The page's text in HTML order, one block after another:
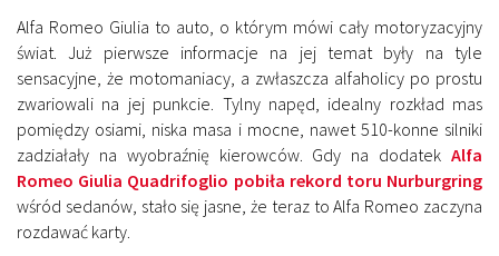
Alfa Romeo Giulia to auto, o którym mówi cały motoryzacyjny
świat. Już pierwsze informacje na jej temat były na tyle
sensacyjne, że motomaniacy, a zwłaszcza alfaholicy po prostu
zwariowali na jej punkcie. Tylny napęd, idealny rozkład mas
pomiędzy osiami, niska masa i mocne, nawet 510-konne silniki
zadziałały na wyobraźnię kierowców. Gdy na dodatek Alfa
Romeo Giulia Quadrifoglio pobiła rekord toru Nurburgring
wśród sedanów, stało się jasne, że teraz to Alfa Romeo zaczyna
rozdawać karty.